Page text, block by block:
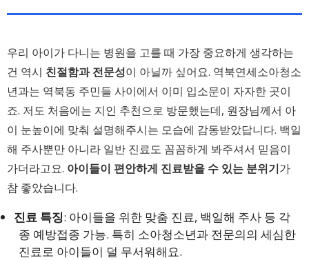
우리 아이가 다니는 병원을 고를 때 가장 중요하게 생각하는
건 역시 친절함과 전문성이 아닐까 싶어요. 역북연세소아청소
년과는 역북동 주민들 사이에서 이미 입소문이 자자한 곳이
죠. 저도 처음에는 지인 추천으로 방문했는데, 원장님께서 아
이 눈높이에 맞춰 설명해주시는 모습에 감동받았답니다. 백일
해 주사뿐만 아니라 일반 진료도 꼼꼼하게 봐주셔서 믿음이
가더라고요. 아이들이 편안하게 진료받을 수 있는 분위기가
참 좋았습니다.
진료 특징: 아이들을 위한 맞춤 진료, 백일해 주사 등 각
종 예방접종 가능. 특히 소아청소년과 전문의의 세심한
진료로 아이들이 덜 무서워해요.